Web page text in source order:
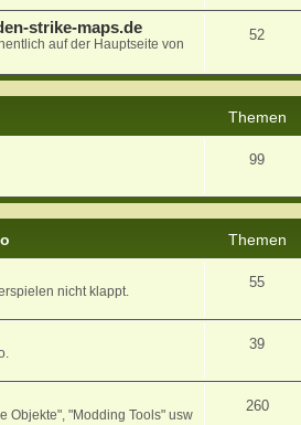
strike-maps.de
auf der Hauptseite von
52
Themen
99
Themen
nicht klappt.
55
39
Objekte", "Modding Tools" usw
260